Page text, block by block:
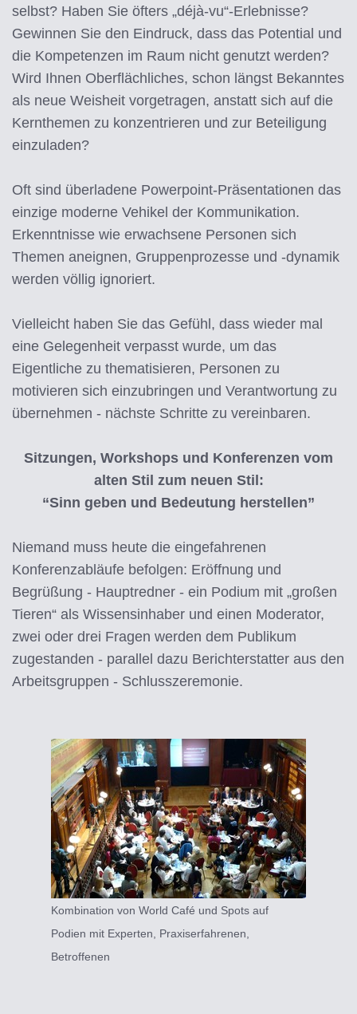
selbst? Haben Sie öfters „déjà-vu“-Erlebnisse?
Gewinnen Sie den Eindruck, dass das Potential und
die Kompetenzen im Raum nicht genutzt werden?
Wird Ihnen Oberflächliches, schon längst Bekanntes
als neue Weisheit vorgetragen, anstatt sich auf die
Kernthemen zu konzentrieren und zur Beteiligung
einzuladen?
Oft sind überladene Powerpoint-Präsentationen das
einzige moderne Vehikel der Kommunikation.
Erkenntnisse wie erwachsene Personen sich
Themen aneignen, Gruppenprozesse und -dynamik
werden völlig ignoriert.
Vielleicht haben Sie das Gefühl, dass wieder mal
eine Gelegenheit verpasst wurde, um das
Eigentliche zu thematisieren, Personen zu
motivieren sich einzubringen und Verantwortung zu
übernehmen - nächste Schritte zu vereinbaren.
Sitzungen, Workshops und Konferenzen vom
alten Stil zum neuen Stil:
“Sinn geben und Bedeutung herstellen”
Niemand muss heute die eingefahrenen
Konferenzabläufe befolgen: Eröffnung und
Begrüßung - Hauptredner - ein Podium mit „großen
Tieren“ als Wissensinhaber und einen Moderator,
zwei oder drei Fragen werden dem Publikum
zugestanden - parallel dazu Berichterstatter aus den
Arbeitsgruppen - Schlusszeremonie.
Kombination von World Café und Spots auf
Podien mit Experten, Praxiserfahrenen,
Betroffenen